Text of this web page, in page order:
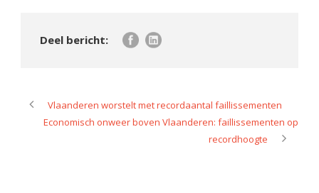
Vlaanderen worstelt met recordaantal faillissementen
Economisch onweer boven Vlaanderen: faillissementen op
recordhoogte